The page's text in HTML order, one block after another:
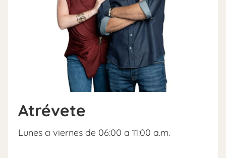
Atrévete
Lunes a viernes de 06:00 a 11:00 a.m.